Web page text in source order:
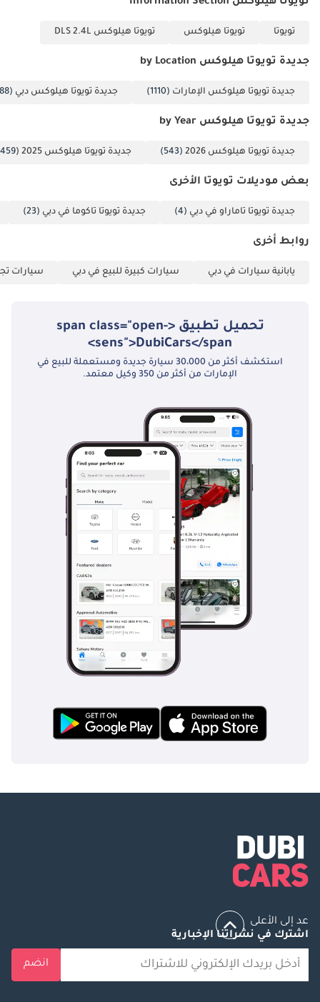
تويوتا تويوتا هيلوكس تويوتا هيلوكس DLS 2.4L
جديدة تويوتا هيلوكس by Location
جديدة تويوتا هيلوكس الإمارات (1110) جديدة تويوتا هيلوكس دبي (1088)
جديدة تويوتا هيلوكس by Year
جديدة تويوتا هيلوكس 2026 (543) جديدة تويوتا هيلوكس 2025 (459)
بعض موديلات تويوتا الأخرى
جديدة تويوتا تاماراو في دبي (4) جديدة تويوتا تاكوما في دبي (23)
روابط أخرى
يابانية سيارات في دبي سيارات كبيرة للبيع في دبي سيارات
تحميل تطبيق <span class="open-
sens">DubiCars</span>
استكشف أكثر من 30،000 سيارة جديدة ومستعملة للبيع في
الإمارات من أكثر من 350 وكيل معتمد.
المستعملة اليوم، إذ توفر موثوقية لا مثيل لها وأفضل حماية لإعادة البيع
تم إنشاء هذه الإحصاءات بواسطة الذكاء الاصطناعي اعتماداً على بيانات
عد إلى الأعلى
اشترك في نشراتنا الإخبارية
انضم